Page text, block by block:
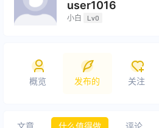
user1016
小白 Lv0
概览 发布的 关注
文章 什么值得做 评论